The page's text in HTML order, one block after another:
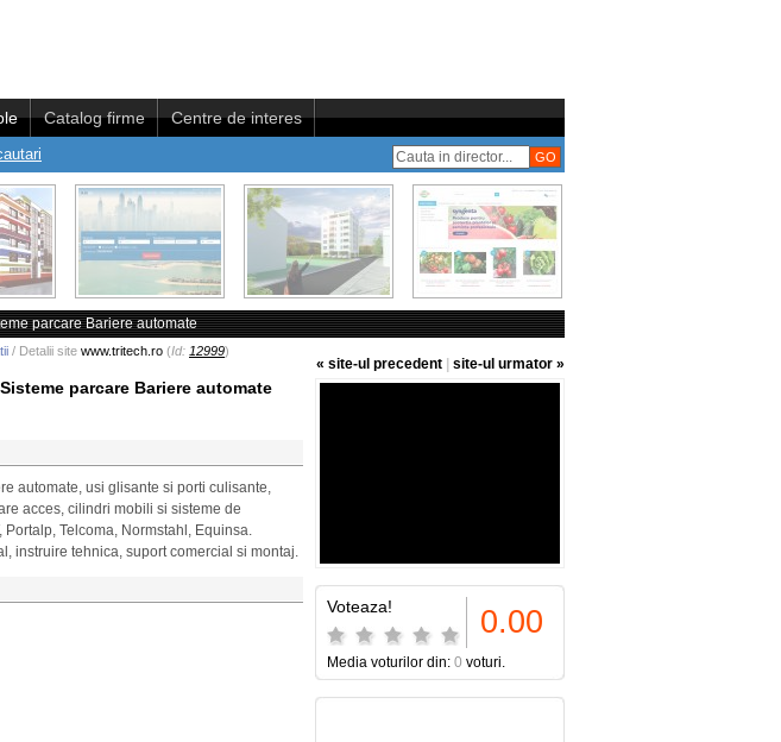
Catalog firme Centre de interes
parcare Bariere automate
/ Detalii site www.tritech.ro (Id: 12999)
« site-ul precedent site-ul urmator »
parcare Bariere automate
automate, usi glisante si porti culisante,
acces, cilindri mobili si sisteme de
Telcoma, Normstahl, Equinsa.
instruire tehnica, suport comercial si montaj.
Voteaza! 0.00
Media voturilor din: 0 voturi.